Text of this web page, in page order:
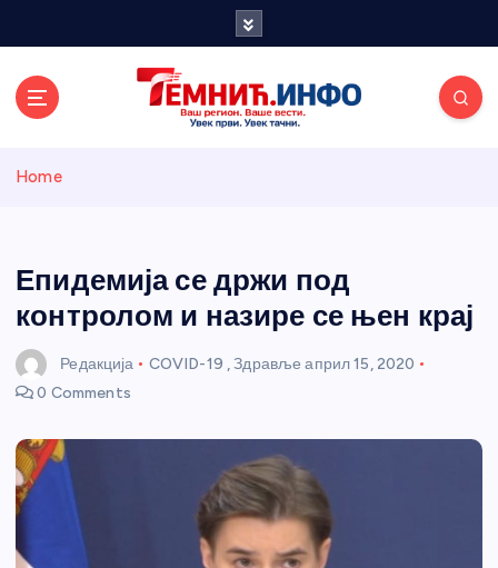
и портал
Home
Епидемија се држи под
контролом и назире се њен крај
Редакција COVID-19 ,Здравље април 15, 2020
0 Comments